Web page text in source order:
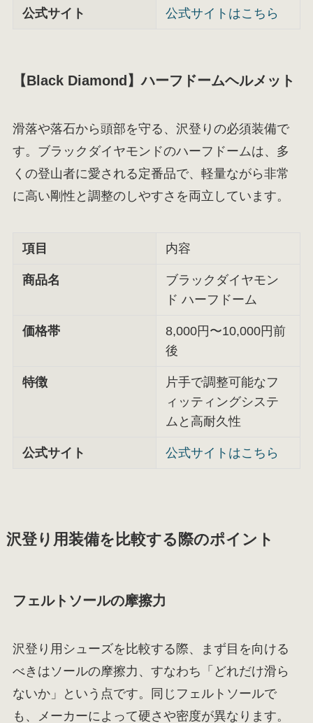
公式サイト 公式サイトはこちら
【Black Diamond】ハーフドームヘルメット
滑落や落石から頭部を守る、沢登りの必須装備で
す。ブラックダイヤモンドのハーフドームは、多
くの登山者に愛される定番品で、軽量ながら非常
に高い剛性と調整のしやすさを両立しています。
項目 内容
商品名
ブラックダイヤモン
ド ハーフドーム
価格帯
8,000円〜10,000円前
後
特徴
片手で調整可能なフ
ィッティングシステ
ムと高耐久性
公式サイト 公式サイトはこちら
沢登り用装備を比較する際のポイント
フェルトソールの摩擦力
沢登り用シューズを比較する際、まず目を向ける
べきはソールの摩擦力、すなわち「どれだけ滑ら
ないか」という点です。同じフェルトソールで
も、メーカーによって硬さや密度が異なります。